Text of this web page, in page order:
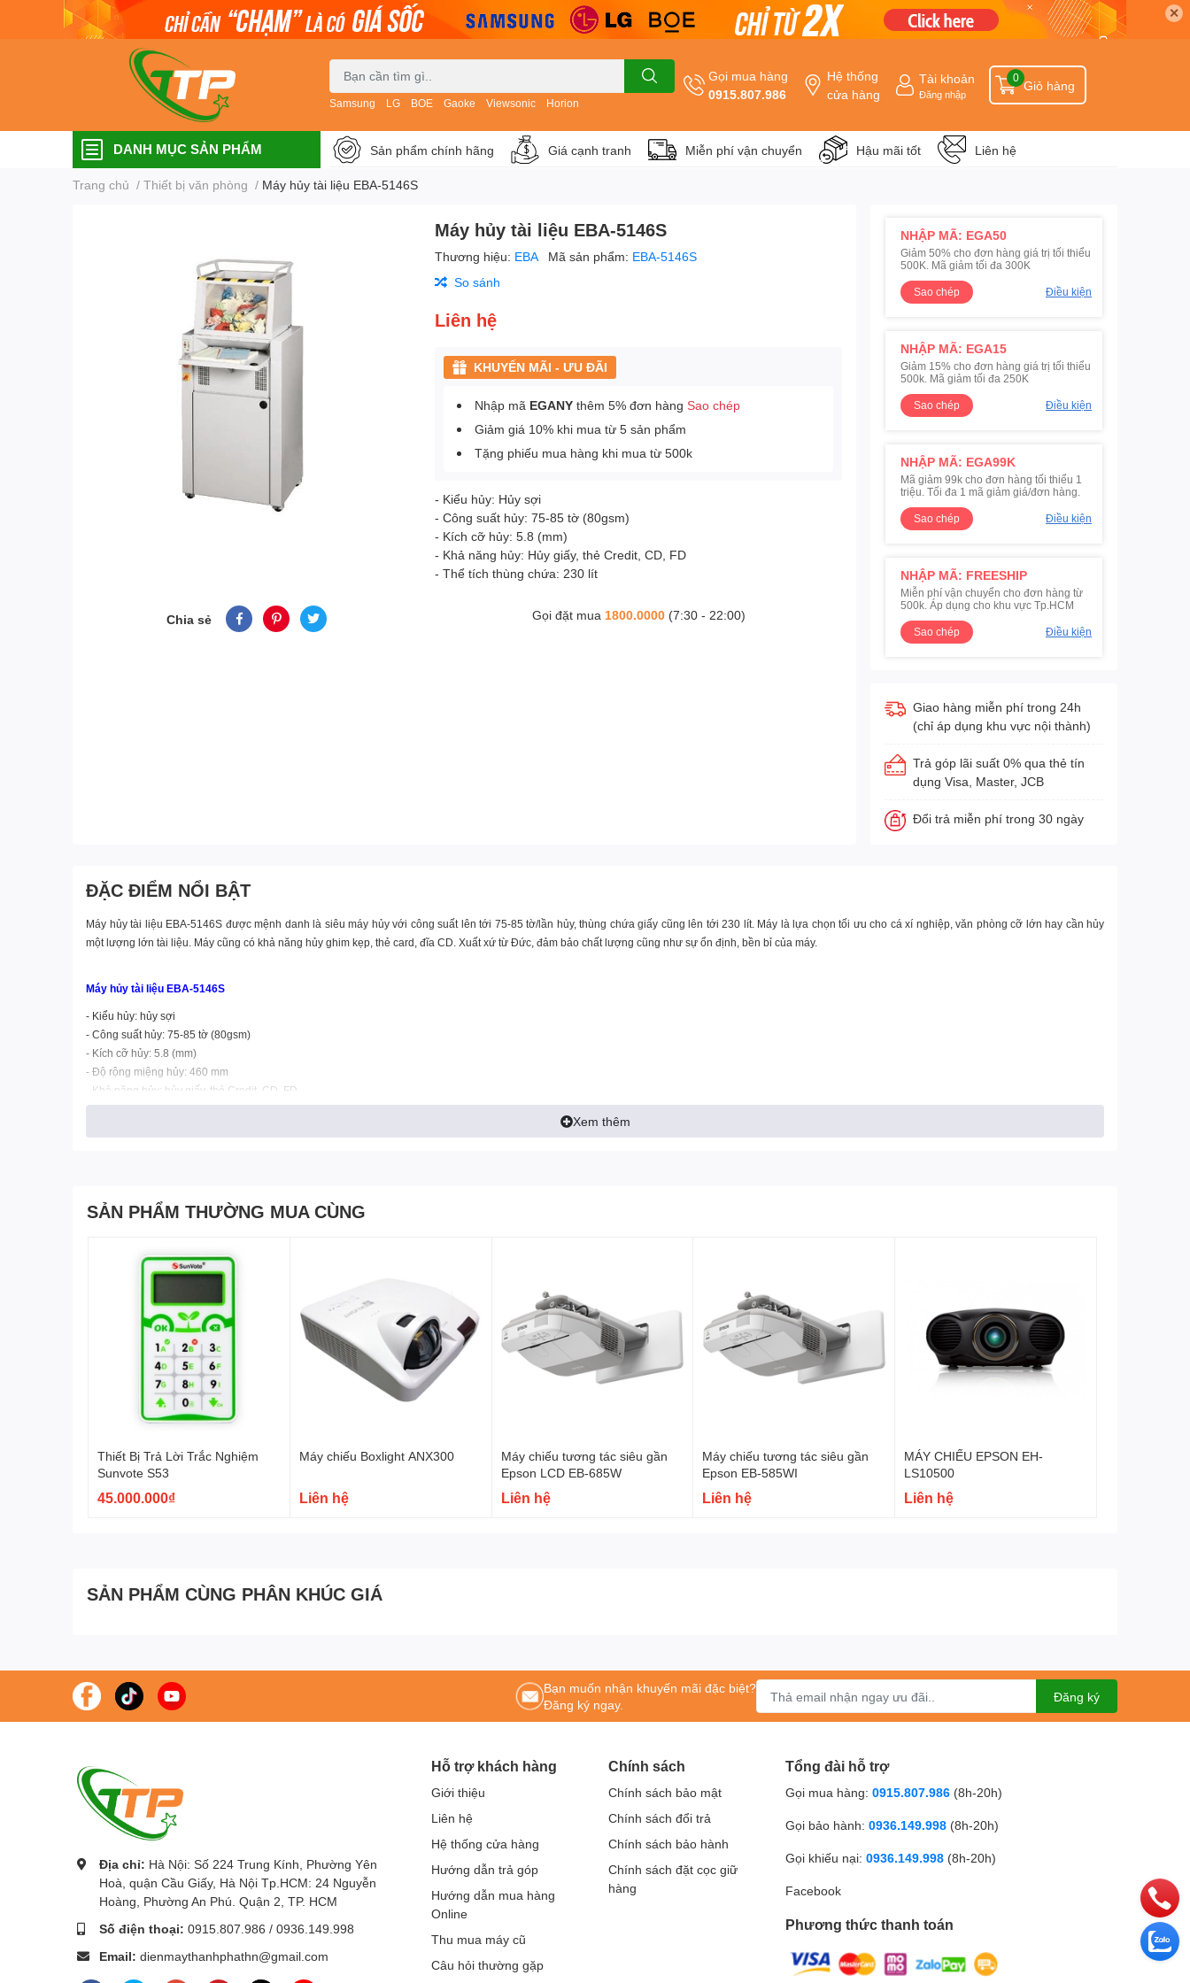
✕
Samsung LG BOE Gaoke Viewsonic Horion
Gọi mua hàng
0915.807.986
Hệ thống
cửa hàng
Tài khoản
Đăng nhập
Giỏ hàng
0
DANH MỤC SẢN PHẨM Sản phẩm chính hãng Giá cạnh tranh Miễn phí vận chuyển Hậu mãi tốt Liên hệ
Trang chủ / Thiết bị văn phòng / Máy hủy tài liệu EBA-5146S
Chia sẻ
Máy hủy tài liệu EBA-5146S
Thương hiệu: EBA Mã sản phẩm: EBA-5146S
So sánh
Liên hệ
KHUYẾN MÃI - ƯU ĐÃI
Nhập mã EGANY thêm 5% đơn hàngSao chép
Giảm giá 10% khi mua từ 5 sản phẩm
Tặng phiếu mua hàng khi mua từ 500k
- Kiểu hủy: Hủy sợi
- Công suất hủy: 75-85 tờ (80gsm)
- Kích cỡ hủy: 5.8 (mm)
- Khả năng hủy: Hủy giấy, thẻ Credit, CD, FD
- Thể tích thùng chứa: 230 lít
Gọi đặt mua 1800.0000(7:30 - 22:00)
NHẬP MÃ: EGA50
Giảm 50% cho đơn hàng giá trị tối thiểu
500K. Mã giảm tối đa 300K
Sao chép
Điều kiện
NHẬP MÃ: EGA15
Giảm 15% cho đơn hàng giá trị tối thiểu
500k. Mã giảm tối đa 250K
Sao chép
Điều kiện
NHẬP MÃ: EGA99K
Mã giảm 99k cho đơn hàng tối thiểu 1
triệu. Tối đa 1 mã giảm giá/đơn hàng.
Sao chép
Điều kiện
NHẬP MÃ: FREESHIP
Miễn phí vận chuyển cho đơn hàng từ
500k. Áp dụng cho khu vực Tp.HCM
Sao chép
Điều kiện
Giao hàng miễn phí trong 24h
(chỉ áp dụng khu vực nội thành)
Trả góp lãi suất 0% qua thẻ tín
dụng Visa, Master, JCB
Đổi trả miễn phí trong 30 ngày
ĐẶC ĐIỂM NỔI BẬT
Máy hủy tài liệu EBA-5146S được mệnh danh là siêu máy hủy với công suất lên tới 75-85 tờ/lần hủy, thùng chứa giấy cũng lên tới 230 lít. Máy là lựa chọn tối ưu cho cá xí nghiệp, văn phòng cỡ lớn hay cần hủy
một lượng lớn tài liệu. Máy cũng có khả năng hủy ghim kẹp, thẻ card, đĩa CD. Xuất xứ từ Đức, đảm bảo chất lượng cũng như sự ổn định, bền bỉ của máy.
Máy hủy tài liệu EBA-5146S
- Kiểu hủy: hủy sợi
- Công suất hủy: 75-85 tờ (80gsm)
- Kích cỡ hủy: 5.8 (mm)
- Độ rộng miệng hủy: 460 mm
- Khả năng hủy: hủy giấy, thẻ Credit, CD, FD
- Thể tích thùng chứa: 230 lít
Chúng tôi cam kết mang lại cho khách hàng :
Máy hủy tài liệu hãng -Máy hủy tài liệu giá rẻ nhất tại Toàn Quốc.
Xem thêm
SẢN PHẨM THƯỜNG MUA CÙNG
Thiết Bị Trả Lời Trắc Nghiệm
Sunvote S53
45.000.000₫
Máy chiếu Boxlight ANX300
Liên hệ
Máy chiếu tương tác siêu gần
Epson LCD EB-685W
Liên hệ
Máy chiếu tương tác siêu gần
Epson EB-585WI
Liên hệ
MÁY CHIẾU EPSON EH-
LS10500
Liên hệ
SẢN PHẨM CÙNG PHÂN KHÚC GIÁ
Bạn muốn nhận khuyến mãi đặc biệt?
Đăng ký ngay.
Đăng ký
Địa chỉ: Hà Nội: Số 224 Trung Kính, Phường Yên
Hoà, quận Cầu Giấy, Hà Nội Tp.HCM: 24 Nguyễn
Hoàng, Phường An Phú. Quận 2, TP. HCM
Số điện thoại: 0915.807.986 / 0936.149.998
Email: dienmaythanhphathn@gmail.com
Hỗ trợ khách hàng
Giới thiệu
Liên hệ
Hệ thống cửa hàng
Hướng dẫn trả góp
Hướng dẫn mua hàng
Online
Thu mua máy cũ
Câu hỏi thường gặp
Chính sách
Chính sách bảo mật
Chính sách đổi trả
Chính sách bảo hành
Chính sách đặt cọc giữ
hàng
Tổng đài hỗ trợ
Gọi mua hàng: 0915.807.986 (8h-20h)
Gọi bảo hành: 0936.149.998 (8h-20h)
Gọi khiếu nại: 0936.149.998 (8h-20h)
Facebook
Phương thức thanh toán